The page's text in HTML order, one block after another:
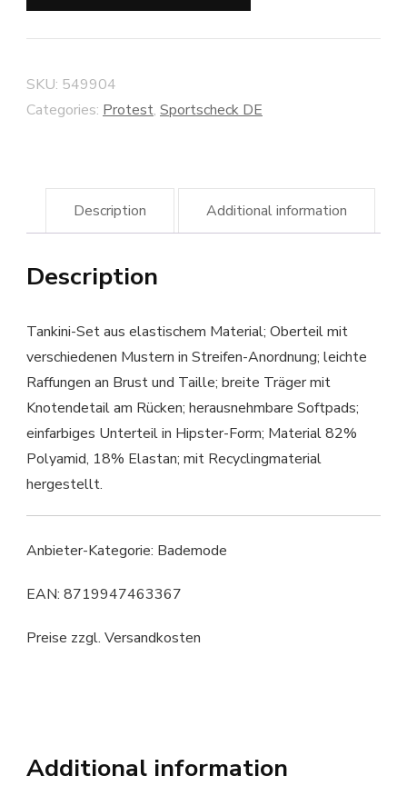
SKU: 549904
Categories: Protest, Sportscheck DE
Description Additional information
Description
Tankini-Set aus elastischem Material; Oberteil mit
verschiedenen Mustern in Streifen-Anordnung; leichte
Raffungen an Brust und Taille; breite Träger mit
Knotendetail am Rücken; herausnehmbare Softpads;
einfarbiges Unterteil in Hipster-Form; Material 82%
Polyamid, 18% Elastan; mit Recyclingmaterial
hergestellt.
Anbieter-Kategorie: Bademode
EAN: 8719947463367
Preise zzgl. Versandkosten
Additional information